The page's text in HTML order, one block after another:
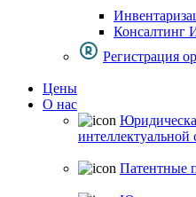
Консалтинг
Регистрация
Цены
О нас
интеллектуальной
Патентные